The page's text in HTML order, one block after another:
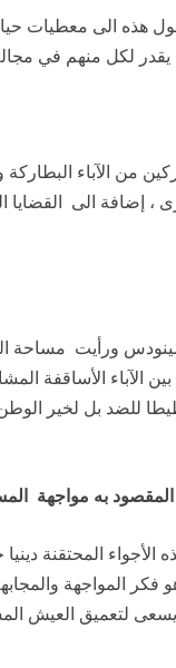
هذه الى معطيات
لكل منهم في
من الآباء
إضافة الى القضايا
ورأيت مساحة
الأساقفة
للضد بل لخير
به مواجهة
المحتقنة دينيا
المواجهة
لتعميق العيش